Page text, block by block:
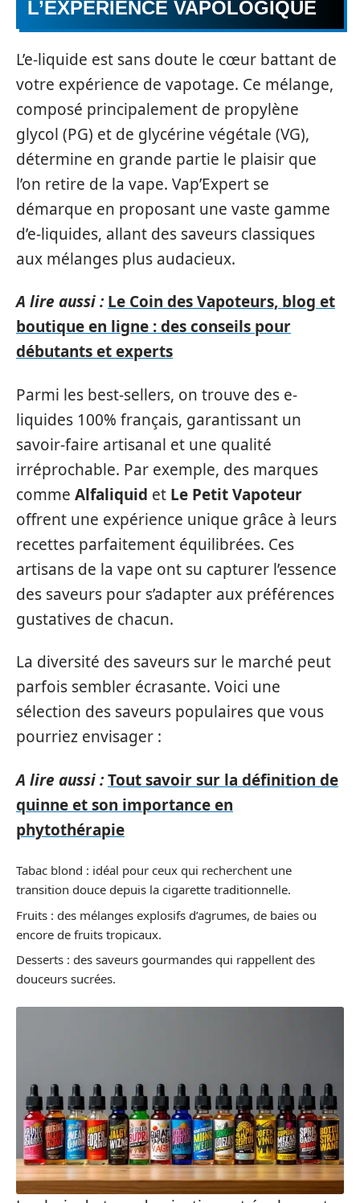
L’EXPÉRIENCE VAPOLOGIQUE
L’e-liquide est sans doute le cœur battant de
votre expérience de vapotage. Ce mélange,
composé principalement de propylène
glycol (PG) et de glycérine végétale (VG),
détermine en grande partie le plaisir que
l’on retire de la vape. Vap’Expert se
démarque en proposant une vaste gamme
d’e-liquides, allant des saveurs classiques
aux mélanges plus audacieux.
A lire aussi : Le Coin des Vapoteurs, blog et
boutique en ligne : des conseils pour
débutants et experts
Parmi les best-sellers, on trouve des e-
liquides 100% français, garantissant un
savoir-faire artisanal et une qualité
irréprochable. Par exemple, des marques
comme Alfaliquid et Le Petit Vapoteur
offrent une expérience unique grâce à leurs
recettes parfaitement équilibrées. Ces
artisans de la vape ont su capturer l’essence
des saveurs pour s’adapter aux préférences
gustatives de chacun.
La diversité des saveurs sur le marché peut
parfois sembler écrasante. Voici une
sélection des saveurs populaires que vous
pourriez envisager :
A lire aussi :Tout savoir sur la définition de
quinne et son importance en
phytothérapie
Tabac blond : idéal pour ceux qui recherchent une
transition douce depuis la cigarette traditionnelle.
Fruits : des mélanges explosifs d’agrumes, de baies ou
encore de fruits tropicaux.
Desserts : des saveurs gourmandes qui rappellent des
douceurs sucrées.